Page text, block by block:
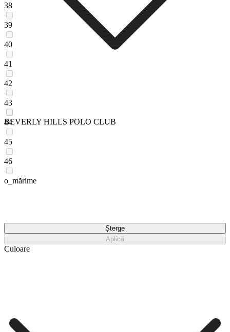
38
39
40
41
42
43
44
45
46
o_mărime
BEVERLY HILLS POLO CLUB
Șterge
Aplică
Culoare